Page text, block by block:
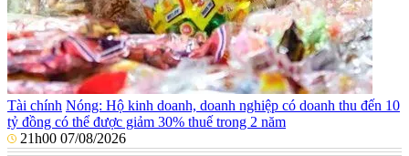
Tài chính Nóng: Hộ kinh doanh, doanh nghiệp có doanh thu đến 10
tỷ đồng có thể được giảm 30% thuế trong 2 năm
21h00 07/08/2026